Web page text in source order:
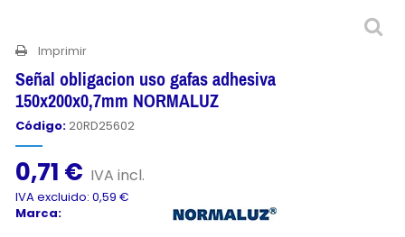
Imprimir
Señal obligacion uso gafas adhesiva
150x200x0,7mm NORMALUZ
Código:20RD25602
0,71 € IVA incl.
IVA excluido: 0,59 €
Marca: